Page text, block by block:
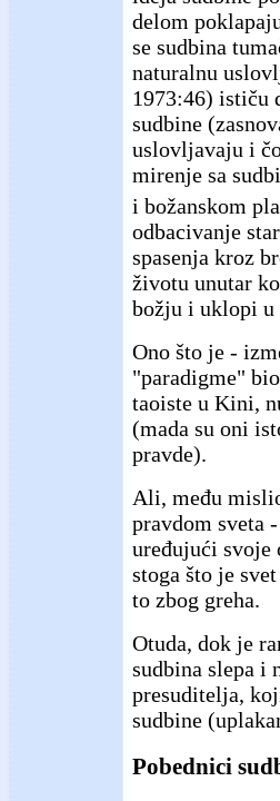
delom
se sudbina
naturalnu
1973:46) ističu
sudbine
uslovljavaju i
mirenje sa
i božanskom
odbacivanje
spasenja kroz
životu unutar
božju i uklopi u
Ono što je -
"paradigme"
taoiste u Kini,
(mada su oni
pravde).
Ali, među
pravdom sveta
uređujući svoje
stoga što je
to zbog greha.
Otuda, dok je
sudbina slepa i
presuditelja,
sudbine
Pobednici